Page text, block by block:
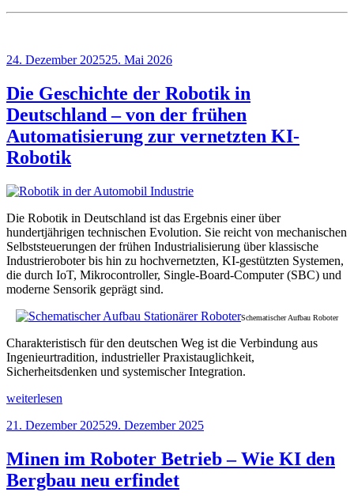
Veröffentlicht
24. Dezember 202525. Mai 2026
Die Geschichte der Robotik in
Deutschland – von der frühen
Automatisierung zur vernetzten KI-
Robotik
Die Robotik in Deutschland ist das Ergebnis einer über
hundertjährigen technischen Evolution. Sie reicht von mechanischen
Selbststeuerungen der frühen Industrialisierung über klassische
Industrieroboter bis hin zu hochvernetzten, KI-gestützten Systemen,
die durch IoT, Mikrocontroller, Single-Board-Computer (SBC) und
moderne Sensorik geprägt sind.
Schematischer Aufbau Roboter
Charakteristisch für den deutschen Weg ist die Verbindung aus
Ingenieurtradition, industrieller Praxistauglichkeit,
Sicherheitsdenken und systemischer Integration.
„Die
der
in
Deutschland
–
weiterlesen
Veröffentlicht
21. Dezember 202529. Dezember 2025
Minen im Roboter Betrieb – Wie KI den
Bergbau neu erfindet